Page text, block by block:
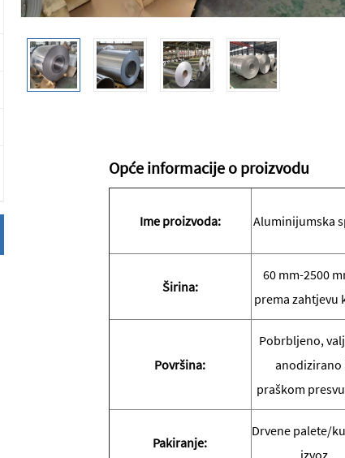
Opće informacije o proizvodu
Ime proizvoda: Aluminijumska
Širina:
60 mm-2500
prema zahtjevu
Površina:
Pobrbljeno,
anodizirano
praškom
Pakiranje:
Drvene palete/
izvoz